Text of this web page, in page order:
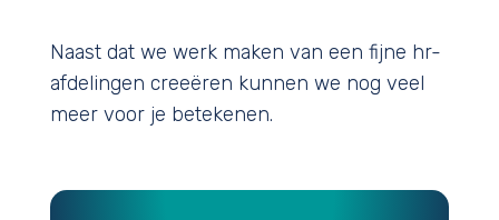
Naast dat we werk maken van een fijne hr-
afdelingen creeëren kunnen we nog veel
meer voor je betekenen.